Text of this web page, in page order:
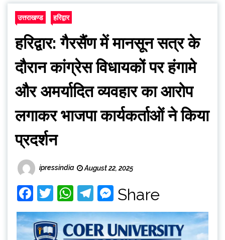
उत्तराखण्ड हरिद्वार
हरिद्वार: गैरसैंण में मानसून सत्र के
दौरान कांग्रेस विधायकों पर हंगामे
और अमर्यादित व्यवहार का आरोप
लगाकर भाजपा कार्यकर्ताओं ने किया
प्रदर्शन
ipressindia August 22, 2025
Facebook
Twitter
WhatsApp
Telegram
Messenger
Share